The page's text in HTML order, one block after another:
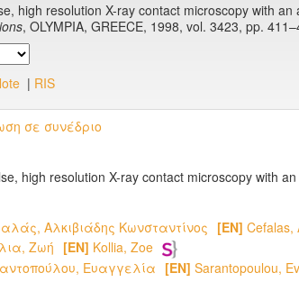
high resolution X-ray contact microscopy with
, OLYMPIA, GREECE, 1998, vol. 3423, pp.
| RIS
σε συνέδριο
high resolution X-ray contact microscopy with
Αλκιβιάδης Κωνσταντίνος [EN] Cefalas,
Ζωή [EN] Kollia, Zoe
Ευαγγελία [EN] Sarantopoulou,